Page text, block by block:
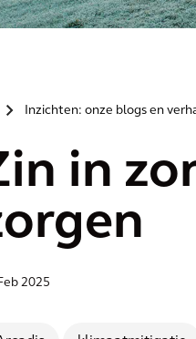
> Inzichten: onze blogs en
in
2025